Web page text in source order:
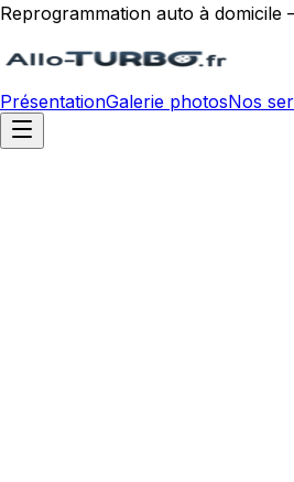
Reprogrammation auto à
PrésentationGalerie photosNos